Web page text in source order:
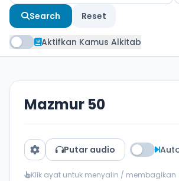
Search Reset
Aktifkan Kamus Alkitab
Mazmur 50
Putar audio
Klik ayat untuk menyalin / membagikan